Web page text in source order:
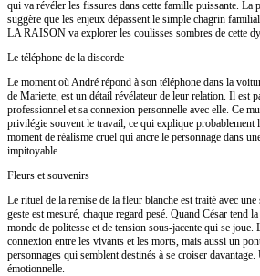
qui va révéler les fissures dans cette famille puissante. La
suggère que les enjeux dépassent le simple chagrin
LA RAISON va explorer les coulisses sombres de cette
Le téléphone de la discorde
Le moment où André répond à son téléphone dans la
de Mariette, est un détail révélateur de leur relation. Il est
professionnel et sa connexion personnelle avec elle. Ce
privilégie souvent le travail, ce qui explique probablement
moment de réalisme cruel qui ancre le personnage dans
impitoyable.
Fleurs et souvenirs
Le rituel de la remise de la fleur blanche est traité avec
geste est mesuré, chaque regard pesé. Quand César tend
monde de politesse et de tension sous-jacente qui se
connexion entre les vivants et les morts, mais aussi un
personnages qui semblent destinés à se croiser
émotionnelle.